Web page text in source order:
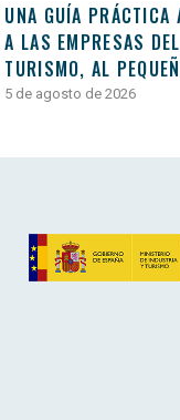
UNA GUÍA PRÁCTICA
A LAS EMPRESAS
TURISMO, AL
5 de agosto de 2026